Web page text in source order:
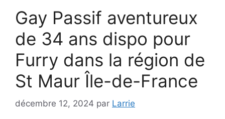
Gay Passif aventureux
de 34 ans dispo pour
Furry dans la région de
St Maur Île-de-France
décembre 12, 2024 par Larrie